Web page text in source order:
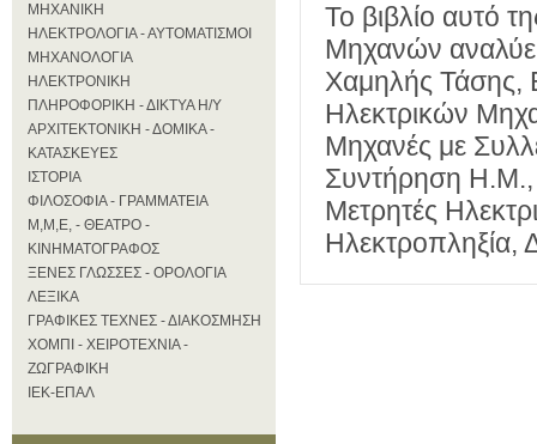
ΜΗΧΑΝΙΚΗ
ΗΛΕΚΤΡΟΛΟΓΙΑ - ΑΥΤΟΜΑΤΙΣΜΟΙ
ΜΗΧΑΝΟΛΟΓΙΑ
ΗΛΕΚΤΡΟΝΙΚΗ
ΠΛΗΡΟΦΟΡΙΚΗ - ΔΙΚΤΥΑ Η/Υ
ΑΡΧΙΤΕΚΤΟΝΙΚΗ - ΔΟΜΙΚΑ -
ΚΑΤΑΣΚΕΥΕΣ
ΙΣΤΟΡΙΑ
ΦΙΛΟΣΟΦΙΑ - ΓΡΑΜΜΑΤΕΙΑ
Μ,Μ,Ε, - ΘΕΑΤΡΟ -
ΚΙΝΗΜΑΤΟΓΡΑΦΟΣ
ΞΕΝΕΣ ΓΛΩΣΣΕΣ - ΟΡΟΛΟΓΙΑ
ΛΕΞΙΚΑ
ΓΡΑΦΙΚΕΣ ΤΕΧΝΕΣ - ΔΙΑΚΟΣΜΗΣΗ
ΧΟΜΠΙ - ΧΕΙΡΟΤΕΧΝΙΑ -
ΖΩΓΡΑΦΙΚΗ
ΙΕΚ-ΕΠΑΛ
Το βιβλίο αυτό
Μηχανών
Χαμηλής Τάσης,
Ηλεκτρικών
Μηχανές με
Συντήρηση Η.Μ.,
Μετρητές
Ηλεκτροπληξία,